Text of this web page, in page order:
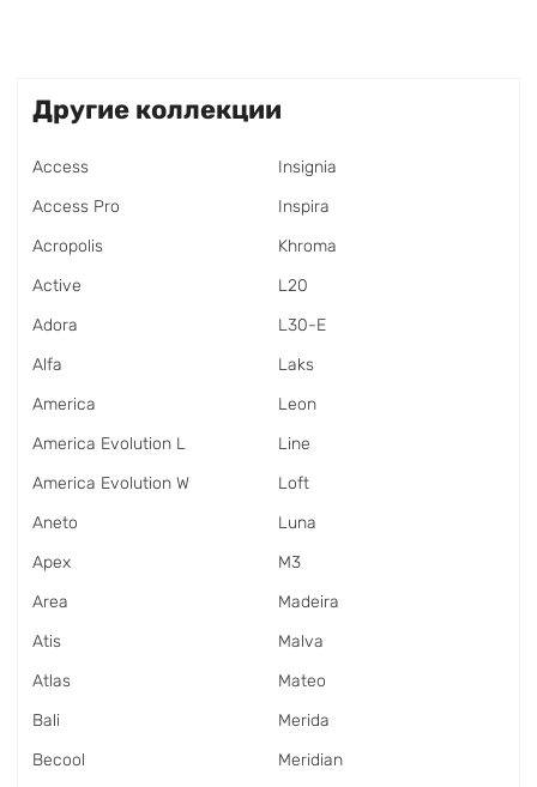
Другие коллекции
Access
Access Pro
Acropolis
Active
Adora
Alfa
America
America Evolution L
America Evolution W
Aneto
Apex
Area
Atis
Atlas
Bali
Becool
Insignia
Inspira
Khroma
L20
L30-E
Laks
Leon
Line
Loft
Luna
M3
Madeira
Malva
Mateo
Merida
Meridian